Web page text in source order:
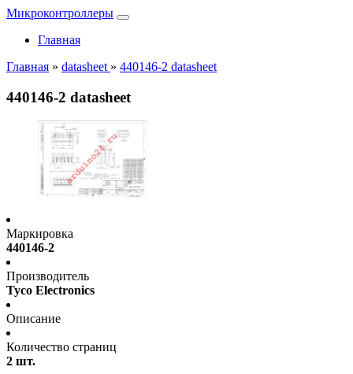
Микроконтроллеры
Главная
Главная » datasheet » 440146-2 datasheet
440146-2 datasheet
Маркировка
440146-2
Производитель
Tyco Electronics
Описание
Количество страниц
2 шт.